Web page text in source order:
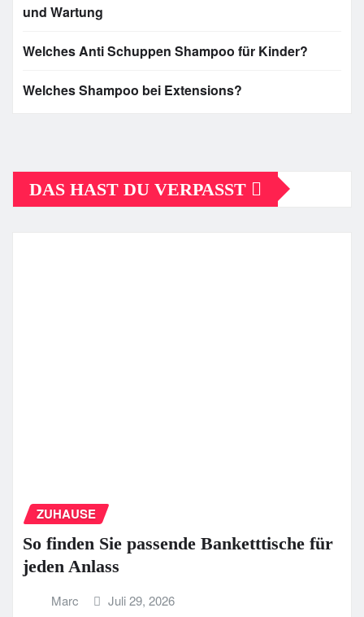
und Wartung
Welches Anti Schuppen Shampoo für Kinder?
Welches Shampoo bei Extensions?
DAS HAST DU VERPASST
ZUHAUSE
So finden Sie passende Banketttische für
jeden Anlass
Marc Juli 29, 2026